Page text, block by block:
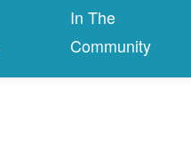
In The
Community